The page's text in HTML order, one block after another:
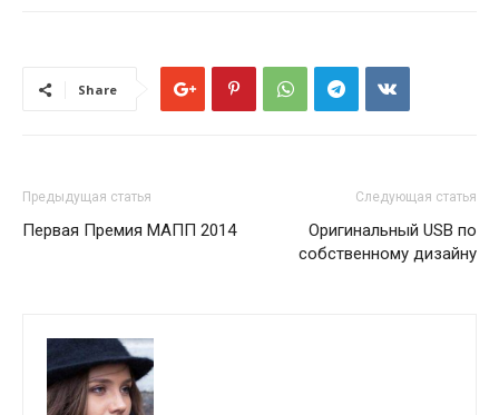
Share
Предыдущая статья
Первая Премия МАПП 2014
Следующая статья
Оригинальный USB по
собственному дизайну